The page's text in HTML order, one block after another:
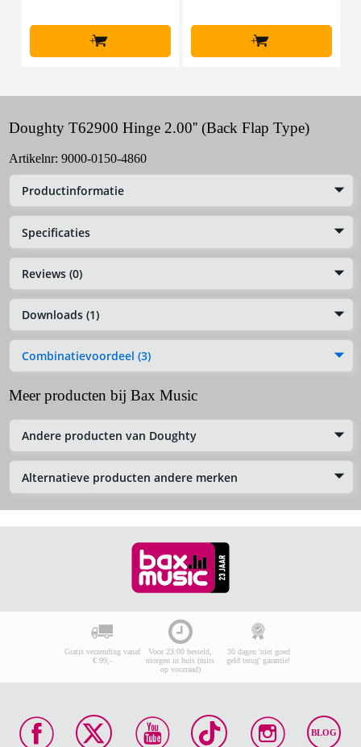
+ +
Doughty T62900 Hinge 2.00'' (Back Flap Type)
Artikelnr: 9000-0150-4860
Productinformatie
Specificaties
Reviews (0)
Downloads (1)
Combinatievoordeel (3)
Meer producten bij Bax Music
Andere producten van Doughty
Alternatieve producten andere merken
Gratis verzending vanaf
€ 99,-
Voor 23:00 besteld,
morgen in huis (mits
op voorraad)
30 dagen 'niet goed
geld terug' garantie!
BLOG